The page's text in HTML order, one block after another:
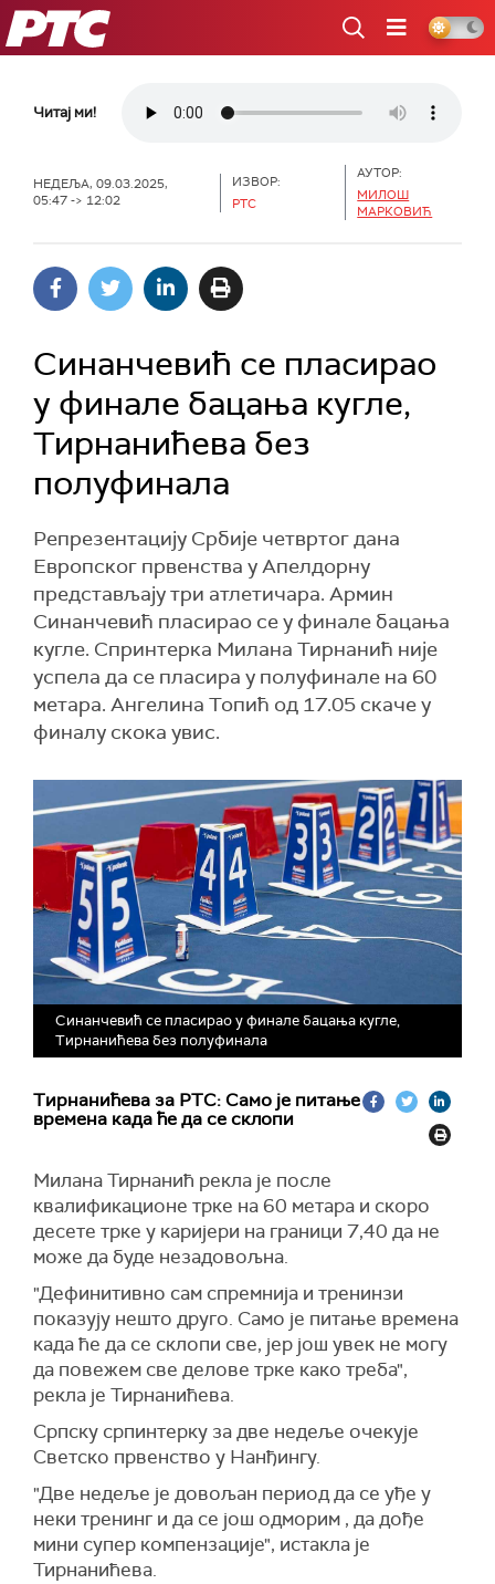
РТС
Читај ми!
НЕДЕЉА, 09.03.2025,
05:47 -> 12:02
ИЗВОР:
РТС
АУТОР:
МИЛОШ
МАРКОВИЋ
Синанчевић се пласирао
у финале бацања кугле,
Тирнанићева без
полуфинала
Репрезентацију Србије четвртог дана
Европског првенства у Апелдорну
представљају три атлетичара. Армин
Синанчевић пласирао се у финале бацања
кугле. Спринтерка Милана Тирнанић није
успела да се пласира у полуфинале на 60
метара. Ангелина Топић од 17.05 скаче у
финалу скока увис.
Синанчевић се пласирао у финале бацања кугле,
Тирнанићева без полуфинала
Тирнанићева за РТС: Само је питање
времена када ће да се склопи
Милана Тирнанић рекла је после
квалификационе трке на 60 метара и скоро
десете трке у каријери на граници 7,40 да не
може да буде незадовољна.
"Дефинитивно сам спремнија и тренинзи
показују нешто друго. Само је питање времена
када ће да се склопи све, јер још увек не могу
да повежем све делове трке како треба",
рекла је Тирнанићева.
Српску српинтерку за две недеље очекује
Светско првенство у Нанђингу.
"Две недеље је довољан период да се уђе у
неки тренинг и да се још одморим , да дође
мини супер компензације", истакла је
Тирнанићева.